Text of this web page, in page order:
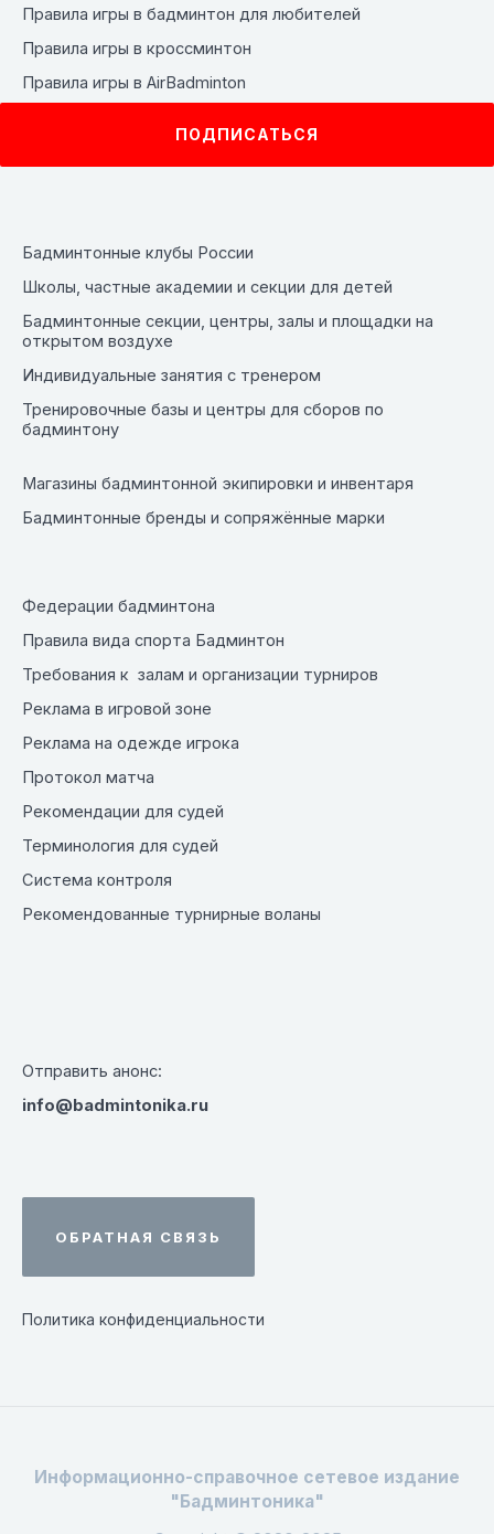
Правила игры в бадминтон для любителей
Правила игры в кроссминтон
Правила игры в AirBadminton
Бадминтонные клубы России
Школы, частные академии и секции для детей
Бадминтонные секции, центры, залы и площадки на
открытом воздухе
Индивидуальные занятия с тренером
Тренировочные базы и центры для сборов по
бадминтону
Магазины бадминтонной экипировки и инвентаря
Бадминтонные бренды и сопряжённые марки
Федерации бадминтона
Правила вида спорта Бадминтон
Требования к залам и организации турниров
Реклама в игровой зоне
Реклама на одежде игрока
Протокол матча
Рекомендации для судей
Терминология для судей
Система контроля
Рекомендованные турнирные воланы
Отправить анонс:
info@badmintonika.ru
ОБРАТНАЯ СВЯЗЬ
Политика конфиденциальности
Информационно-справочное сетевое издание
"Бадминтоника"
ПОДПИСАТЬСЯ